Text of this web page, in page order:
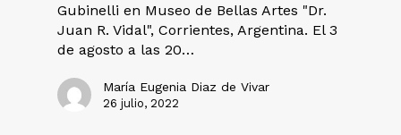
Gubinelli en Museo de Bellas Artes "Dr.
Juan R. Vidal", Corrientes, Argentina. El 3
de agosto a las 20…
María Eugenia Diaz de Vivar
26 julio, 2022